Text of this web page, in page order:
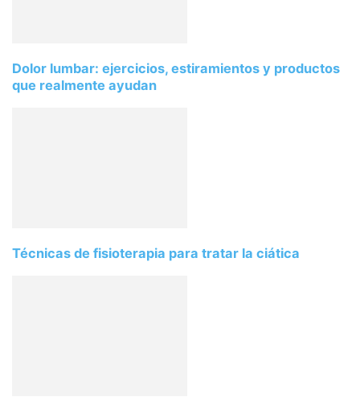
Dolor lumbar: ejercicios, estiramientos y productos
que realmente ayudan
Técnicas de fisioterapia para tratar la ciática